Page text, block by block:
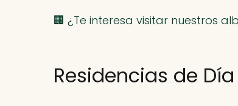
🏢 ¿Te interesa visitar nuestros
Residencias de